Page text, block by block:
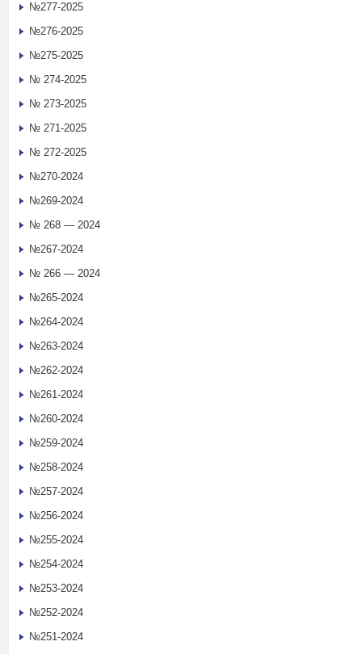
№277-2025
№276-2025
№275-2025
№ 274-2025
№ 273-2025
№ 271-2025
№ 272-2025
№270-2024
№269-2024
№ 268 — 2024
№267-2024
№ 266 — 2024
№265-2024
№264-2024
№263-2024
№262-2024
№261-2024
№260-2024
№259-2024
№258-2024
№257-2024
№256-2024
№255-2024
№254-2024
№253-2024
№252-2024
№251-2024